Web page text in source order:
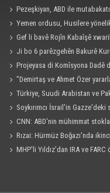
Pezeşkiyan, ABD ile
Yemen ordusu, Husilere
Gef li bavê Rojîn Kabaîşê
Ji bo 6 parêzgehên Bakurê
Projeyasa di Komîsyona Dadê
"Demirtaş ve Ahmet Özer
Türkiye, Suudi Arabistan ve
Soykırımcı İsrail'in
etti CNN: ABD'nin mühimmat
cesaretlendirebilir
Rızai: Hürmüz Boğazı'nda
MHP'li Yıldız’dan IRA ve